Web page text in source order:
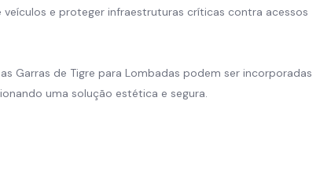
e proteger infraestruturas críticas contra acessos
Garras de Tigre para Lombadas podem ser incorporadas
uma solução estética e segura.